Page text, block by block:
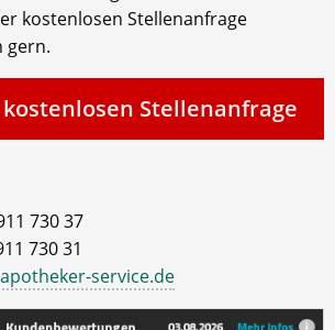
kostenlosen Stellenanfrage
gern.
Stellenanfrage
730 37
730 31
service.de